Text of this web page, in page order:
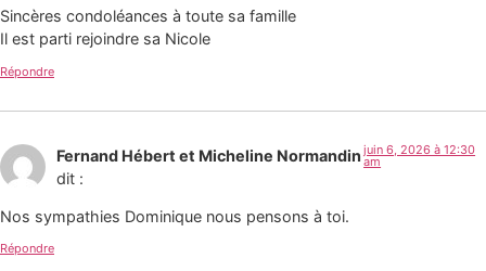
Sincères condoléances à toute sa famille
Il est parti rejoindre sa Nicole
Répondre
Fernand Hébert et Micheline Normandin
dit :
juin 6, 2026 à 12:30
am
Nos sympathies Dominique nous pensons à toi.
Répondre